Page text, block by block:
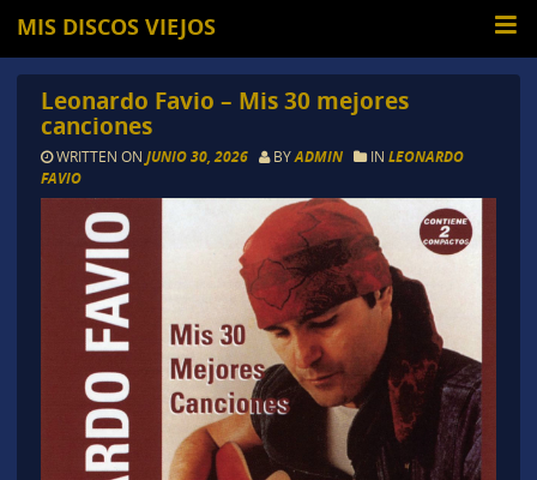
MIS DISCOS VIEJOS
Leonardo Favio – Mis 30 mejores
canciones
WRITTEN ON JUNIO 30, 2026 BYADMIN IN LEONARDO
FAVIO